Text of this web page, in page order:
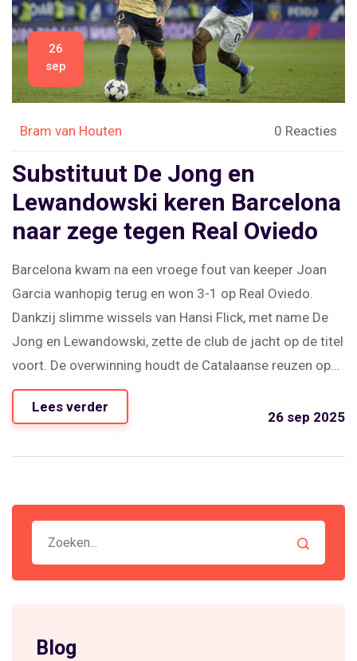
26
sep
Bram van Houten 0 Reacties
Substituut De Jong en
Lewandowski keren Barcelona
naar zege tegen Real Oviedo
Barcelona kwam na een vroege fout van keeper Joan
Garcia wanhopig terug en won 3-1 op Real Oviedo.
Dankzij slimme wissels van Hansi Flick, met name De
Jong en Lewandowski, zette de club de jacht op de titel
voort. De overwinning houdt de Catalaanse reuzen op
één na van Real Madrid in de La Liga‑stand.
Lees verder
26 sep 2025
Blog